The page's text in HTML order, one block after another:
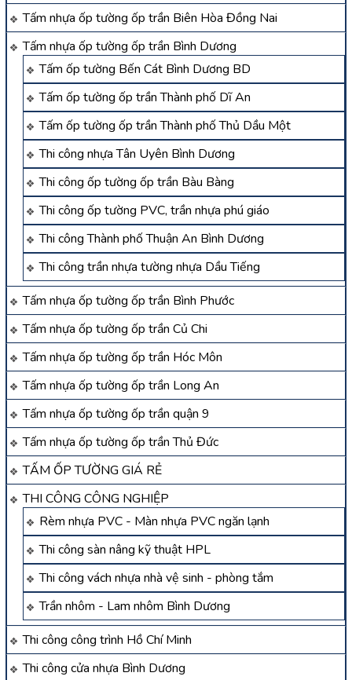
Tấm nhựa ốp tường ốp trần Biên Hòa Đồng Nai
Tấm nhựa ốp tường ốp trần Bình Dương
Tấm ốp tường Bến Cát Bình Dương BD
Tấm ốp tường ốp trần Thành phố Dĩ An
Tấm ốp tường ốp trần Thành phố Thủ Dầu Một
Thi công nhựa Tân Uyên Bình Dương
Thi công ốp tường ốp trần Bàu Bàng
Thi công ốp tường PVC, trần nhựa phú giáo
Thi công Thành phố Thuận An Bình Dương
Thi công trần nhựa tường nhựa Dầu Tiếng
Tấm nhựa ốp tường ốp trần Bình Phước
Tấm nhựa ốp tường ốp trần Củ Chi
Tấm nhựa ốp tường ốp trần Hóc Môn
Tấm nhựa ốp tường ốp trần Long An
Tấm nhựa ốp tường ốp trần quận 9
Tấm nhựa ốp tường ốp trần Thủ Đức
TẤM ỐP TƯỜNG GIÁ RẺ
THI CÔNG CÔNG NGHIỆP
Rèm nhựa PVC - Màn nhựa PVC ngăn lạnh
Thi công sàn nâng kỹ thuật HPL
Thi công vách nhựa nhà vệ sinh - phòng tắm
Trần nhôm - Lam nhôm Bình Dương
Thi công công trình Hồ Chí Minh
Thi công cửa nhựa Bình Dương